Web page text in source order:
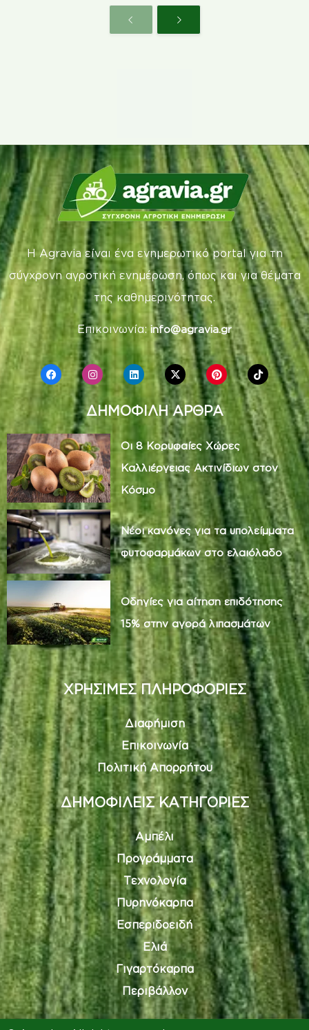
Η Agravia είναι ένα ενημερωτικό portal για τη
σύγχρονη αγροτική ενημέρωση, όπως και για θέματα
της καθημερινότητας.
Επικοινωνία: info@agravia.gr
ΔΗΜΟΦΙΛΗ ΑΡΘΡΑ
Οι 8 Κορυφαίες Χώρες
Καλλιέργειας Ακτινίδιων στον
Κόσμο
Νέοι κανόνες για τα υπολείμματα
φυτοφαρμάκων στο ελαιόλαδο
Οδηγίες για αίτηση επιδότησης
15% στην αγορά λιπασμάτων
ΧΡΗΣΙΜΕΣ ΠΛΗΡΟΦΟΡΙΕΣ
Διαφήμιση
Επικοινωνία
Πολιτική Απορρήτου
ΔΗΜΟΦΙΛΕΙΣ ΚΑΤΗΓΟΡΙΕΣ
Αμπέλι
Προγράμματα
Τεχνολογία
Πυρηνόκαρπα
Εσπεριδοειδή
Ελιά
Γιγαρτόκαρπα
Περιβάλλον